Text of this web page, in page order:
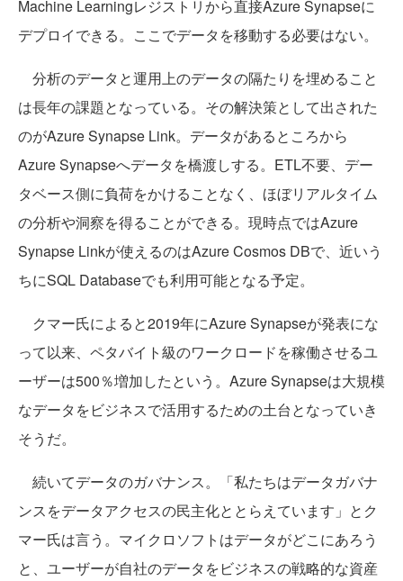
Machine Learningレジストリから直接Azure Synapseに
デプロイできる。ここでデータを移動する必要はない。
分析のデータと運用上のデータの隔たりを埋めること
は長年の課題となっている。その解決策として出された
のがAzure Synapse Link。データがあるところから
Azure Synapseへデータを橋渡しする。ETL不要、デー
タベース側に負荷をかけることなく、ほぼリアルタイム
の分析や洞察を得ることができる。現時点ではAzure
Synapse Linkが使えるのはAzure Cosmos DBで、近いう
ちにSQL Databaseでも利用可能となる予定。
クマー氏によると2019年にAzure Synapseが発表にな
って以来、ペタバイト級のワークロードを稼働させるユ
ーザーは500％増加したという。Azure Synapseは大規模
なデータをビジネスで活用するための土台となっていき
そうだ。
続いてデータのガバナンス。「私たちはデータガバナ
ンスをデータアクセスの民主化ととらえています」とク
マー氏は言う。マイクロソフトはデータがどこにあろう
と、ユーザーが自社のデータをビジネスの戦略的な資産